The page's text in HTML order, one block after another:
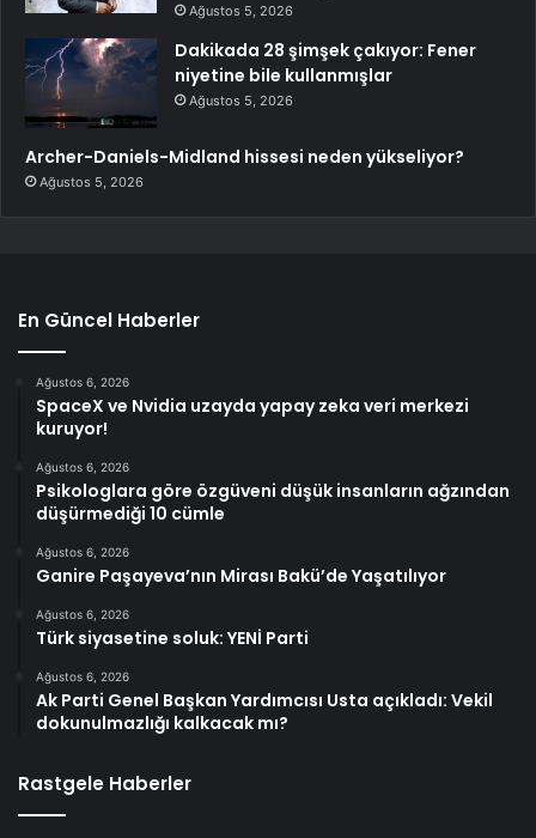
Ağustos 5, 2026
Dakikada 28 şimşek çakıyor: Fener
niyetine bile kullanmışlar
Ağustos 5, 2026
Archer-Daniels-Midland hissesi neden yükseliyor?
Ağustos 5, 2026
En Güncel Haberler
Ağustos 6, 2026
SpaceX ve Nvidia uzayda yapay zeka veri merkezi
kuruyor!
Ağustos 6, 2026
Psikologlara göre özgüveni düşük insanların ağzından
düşürmediği 10 cümle
Ağustos 6, 2026
Ganire Paşayeva’nın Mirası Bakü’de Yaşatılıyor
Ağustos 6, 2026
Türk siyasetine soluk: YENİ Parti
Ağustos 6, 2026
Ak Parti Genel Başkan Yardımcısı Usta açıkladı: Vekil
dokunulmazlığı kalkacak mı?
Rastgele Haberler